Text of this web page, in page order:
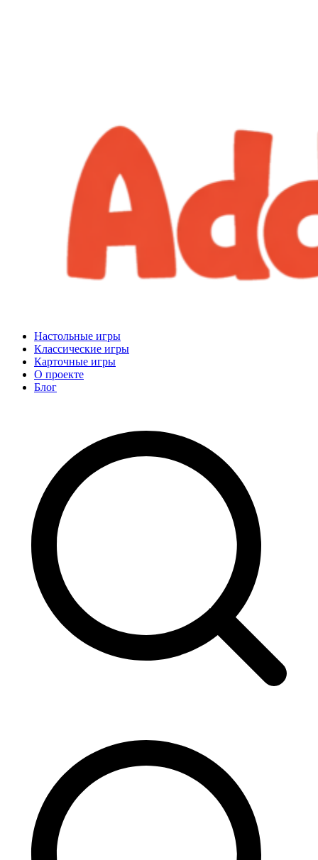
Add-hobby.ru
База правил и обзор настольных игр
Настольные игры
Классические игры
Карточные игры
О проекте
Блог